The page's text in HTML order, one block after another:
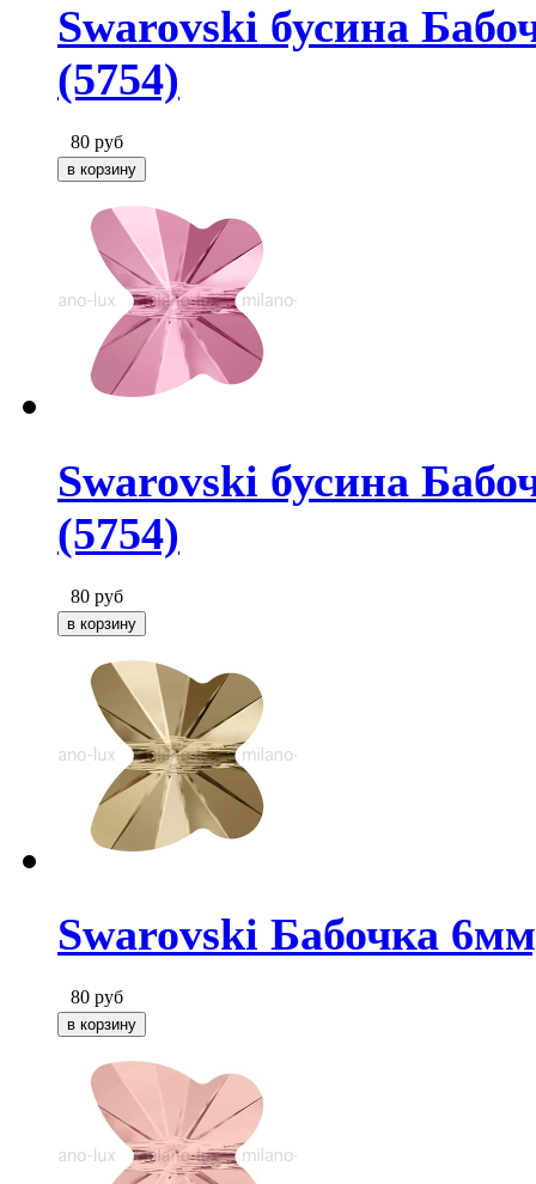
Swarovski бусина
(5754)
80 руб
Swarovski бусина
(5754)
80 руб
Swarovski Бабочка
80 руб